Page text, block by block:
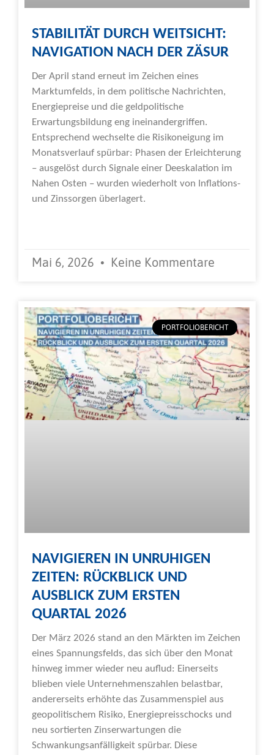
STABILITÄT DURCH WEITSICHT:
NAVIGATION NACH DER ZÄSUR
Der April stand erneut im Zeichen eines
Marktumfelds, in dem politische Nachrichten,
Energiepreise und die geldpolitische
Erwartungsbildung eng ineinandergriffen.
Entsprechend wechselte die Risikoneigung im
Monatsverlauf spürbar: Phasen der Erleichterung
– ausgelöst durch Signale einer Deeskalation im
Nahen Osten – wurden wiederholt von Inflations-
und Zinssorgen überlagert.
Mai 6, 2026 Keine Kommentare
PORTFOLIOBERICHT
NAVIGIEREN IN UNRUHIGEN
ZEITEN: RÜCKBLICK UND
AUSBLICK ZUM ERSTEN
QUARTAL 2026
Der März 2026 stand an den Märkten im Zeichen
eines Spannungsfelds, das sich über den Monat
hinweg immer wieder neu auflud: Einerseits
blieben viele Unternehmenszahlen belastbar,
andererseits erhöhte das Zusammenspiel aus
geopolitischem Risiko, Energiepreisschocks und
neu sortierten Zinserwartungen die
Schwankungsanfälligkeit spürbar. Diese